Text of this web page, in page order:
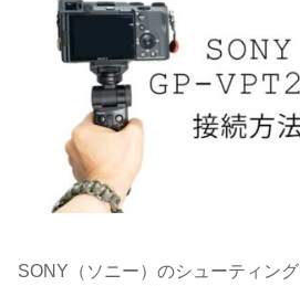
SONY（ソニー）のシューティン